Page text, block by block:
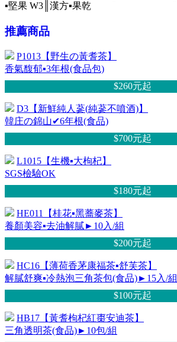
▪堅果 W3║漢方▪果乾
推薦商品
P1013【野生の黃耆茶】
香氣馥郁▪3年根(食品包)
$260元起
D3【新鮮純人蔘(純蔘不噴酒)】
韓庄の錦山✔6年根(食品)
$700元起
L1015【生機▪大枸杞】
SGS檢驗OK
$180元起
HE011【桂花▪黑蕎麥茶】
養顏美容▪去油解膩►10入/組
$200元起
HC16【薄荷香茅康福茶▪舒芙茶】
解膩舒爽▪冷熱泡三角茶包(食品)►15入/組
$100元起
HB17【黃耆枸杞紅棗安迪茶】
三角透明茶(食品)►10包/組